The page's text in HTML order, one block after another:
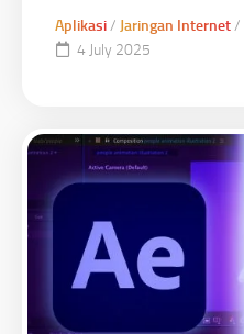
Aplikasi/ Jaringan Internet/
4 July 2025